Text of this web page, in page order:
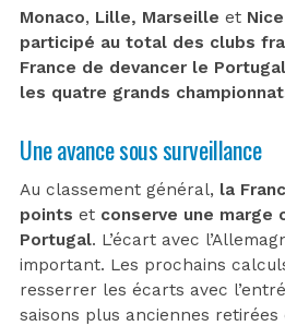
Monaco, Lille, Marseille et Nice
participé au total des clubs
France de devancer le Portugal
les quatre grands
Une avance sous surveillance
Au classement général, la
points et conserve une marge
Portugal. L’écart avec
important. Les prochains
resserrer les écarts avec
saisons plus anciennes retirées